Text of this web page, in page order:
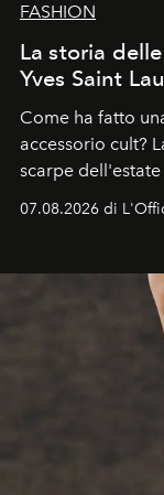
FASHION
La storia
Yves Saint
Come ha fatto
accessorio cult?
scarpe
07.08.2026 di